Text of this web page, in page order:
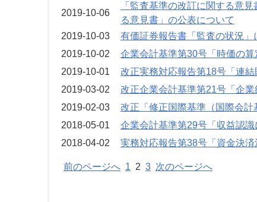
2019-10-06
「監査基準の改訂に関する意
る意見書」の公表について
2019-10-03
有価証券報告書「監査の状況
2019-10-02
企業会計基準第30号「時価の
2019-10-01
改正実務対応報告第18号「連
2019-03-02
改正企業会計基準第21号「企
2019-02-03
改正「修正国際基準（国際会
2018-05-01
企業会計基準第29号「収益認
2018-04-02
実務対応報告第38号「資金決
前のページへ 1 2 3 次のページへ